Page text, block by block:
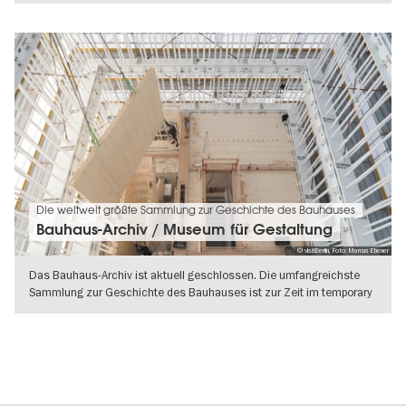
© visitBerlin, Foto: Marcus Ebener
Die weltweit größte Sammlung zur Geschichte des Bauhauses
Bauhaus-Archiv / Museum für Gestaltung
Das Bauhaus-Archiv ist aktuell geschlossen. Die umfangreichste
Sammlung zur Geschichte des Bauhauses ist zur Zeit im temporary